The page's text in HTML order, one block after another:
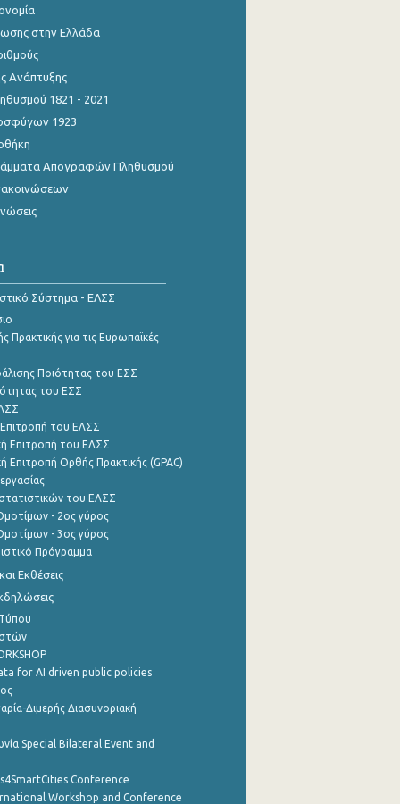
στην Ελλάδα
Ανάπτυξης
1821 - 2021
1923
Απογραφών Πληθυσμού
Σύστημα - ΕΛΣΣ
Πρακτικής για τις Ευρωπαϊκές
Ποιότητας του ΕΣΣ
του ΕΣΣ
Επιτροπή του ΕΛΣΣ
Επιτροπή του ΕΛΣΣ
Επιτροπή Ορθής Πρακτικής (GPAC)
του ΕΛΣΣ
- 2ος γύρος
- 3ος γύρος
Πρόγραμμα
Εκθέσεις
for AI driven public policies
Διμερής Διασυνοριακή
Special Bilateral Event and
Conference
Workshop and Conference